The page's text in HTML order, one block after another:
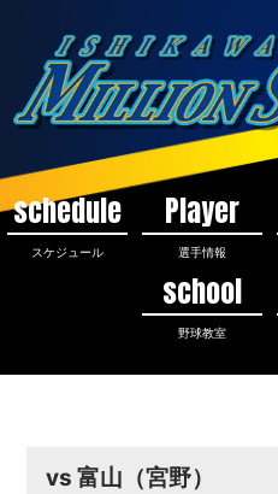
schedule
スケジュール
Player
選手情報
school
野球教室
vs 富山（宮野）